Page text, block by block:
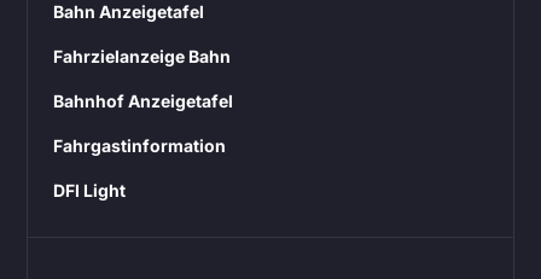
Bahn Anzeigetafel
Fahrzielanzeige Bahn
Bahnhof Anzeigetafel
Fahrgastinformation
DFI Light